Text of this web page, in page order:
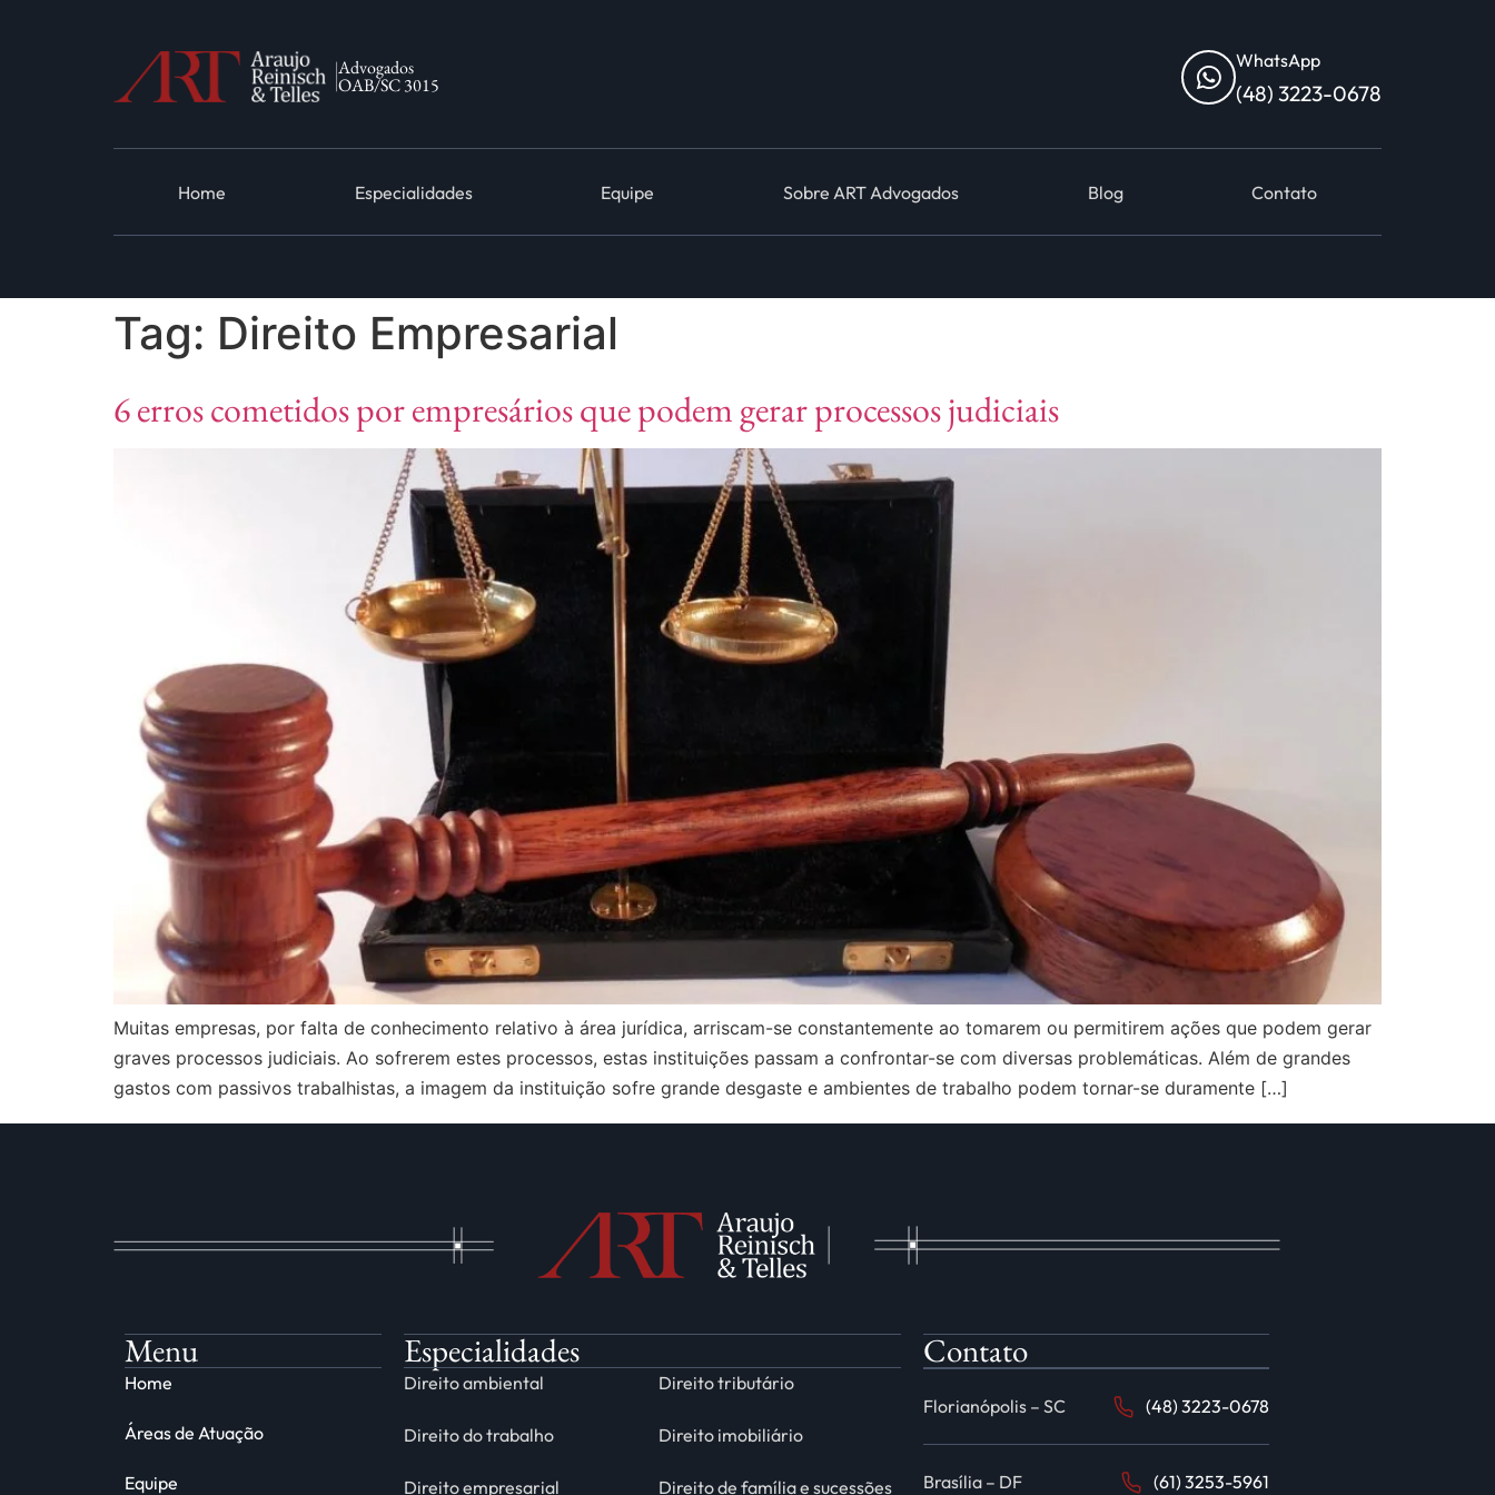
Advogados
OAB/SC 3015
WhatsApp
(48) 3223-0678
Home Especialidades Equipe Sobre ART Advogados Blog Contato
Tag: Direito Empresarial
6 erros cometidos por empresários que podem gerar processos judiciais
Muitas empresas, por falta de conhecimento relativo à área jurídica, arriscam-se constantemente ao tomarem ou permitirem ações que podem gerar
graves processos judiciais. Ao sofrerem estes processos, estas instituições passam a confrontar-se com diversas problemáticas. Além de grandes
gastos com passivos trabalhistas, a imagem da instituição sofre grande desgaste e ambientes de trabalho podem tornar-se duramente […]
Menu
Home
Áreas de Atuação
Equipe
Especialidades
Direito ambiental Direito tributário
Direito do trabalho Direito imobiliário
Direito empresarial Direito de família e sucessões
Contato
Florianópolis – SC (48) 3223-0678
Brasília – DF (61) 3253-5961